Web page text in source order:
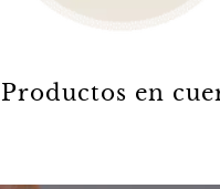
Productos en